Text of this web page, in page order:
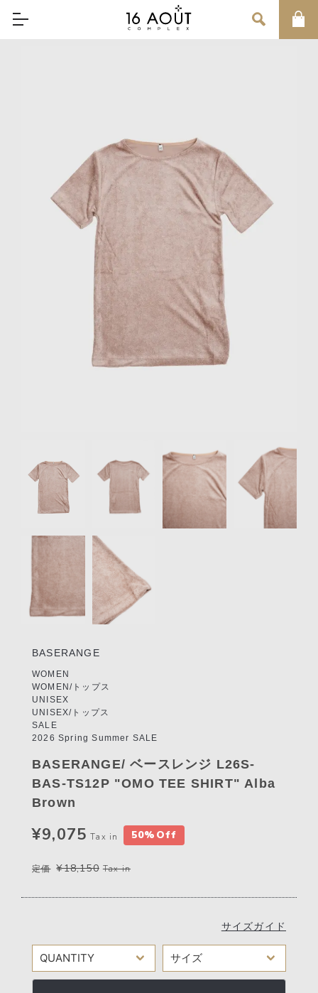
インフォメーション
アカウントの管理
お支払いについて
表記
Privacy Policy
BASERANGE
WOMEN
WOMEN/トップス
UNISEX
UNISEX/トップス
SALE
2026 Spring Summer SALE
BASERANGE/ ベースレンジ L26S-
BAS-TS12P "OMO TEE SHIRT" Alba
Brown
¥9,075 Tax in 50%Off
定価 ¥18,150 Tax in
サイズガイド